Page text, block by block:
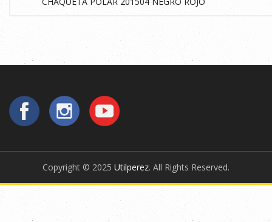
Copyright © 2025 Utilperez. All Rights Reserved.